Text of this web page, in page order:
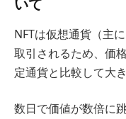
NFTは仮想通貨（主
取引されるため、価
定通貨と比較して大
数日で価値が数倍に